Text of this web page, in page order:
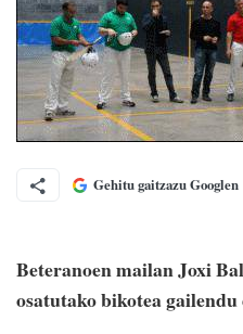
Gehitu gaitzazu Googlen
Beteranoen mailan Joxi
osatutako bikotea